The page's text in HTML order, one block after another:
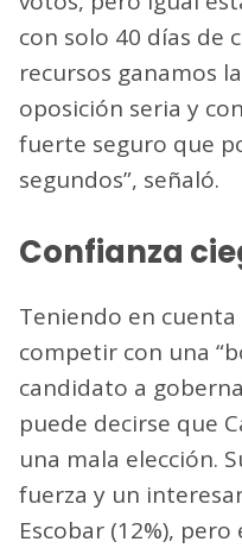
con solo 40 días de
recursos ganamos
oposición seria y
fuerte seguro que
segundos”, señaló.
Confianza
Teniendo en
competir con una
candidato a
puede decirse que
una mala elección.
fuerza y un
Escobar (12%),